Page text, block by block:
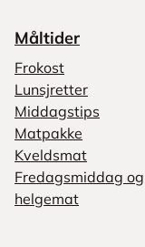
Måltider
Frokost
Lunsjretter
Middagstips
Matpakke
Kveldsmat
Fredagsmiddag og
helgemat